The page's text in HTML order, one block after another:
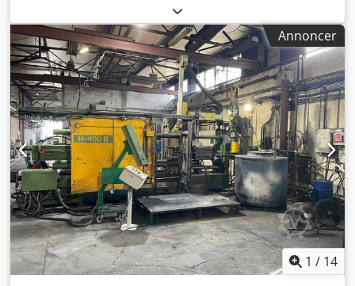
Annoncer
1 / 14